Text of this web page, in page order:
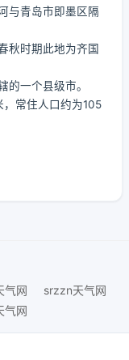
与青岛市即墨区隔
秋时期此地为齐国
的一个县级市。
常住人口约为105
气网
srzzn天气网
气网